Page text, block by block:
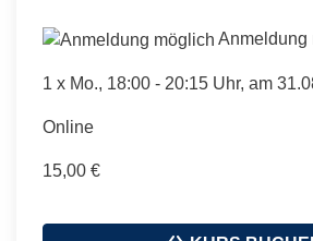
Anmeldung
1 x Mo., 18:00 - 20:15 Uhr, am
Online
15,00 €